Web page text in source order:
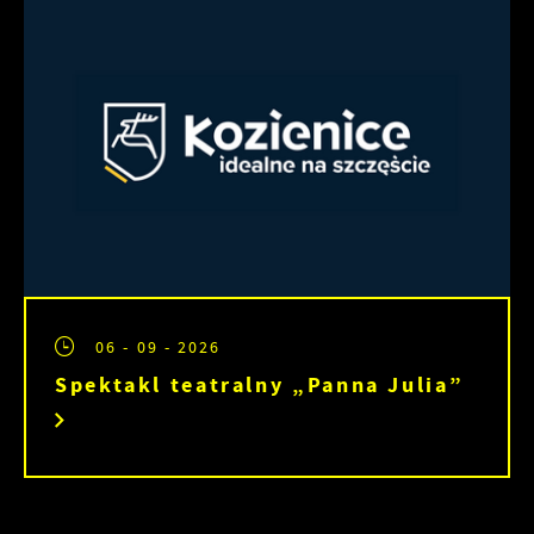
06 - 09 - 2026
Spektakl teatralny „Panna Julia”